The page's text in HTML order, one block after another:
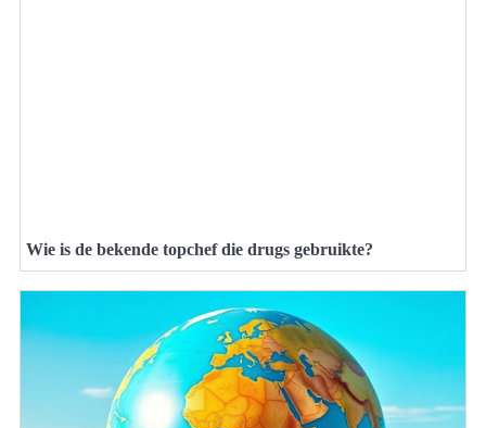
Wie is de bekende topchef die drugs gebruikte?